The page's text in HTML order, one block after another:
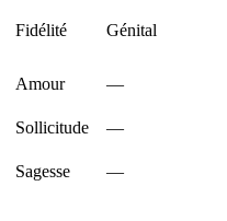
Fidélité Génital
Amour —
Sollicitude —
Sagesse —